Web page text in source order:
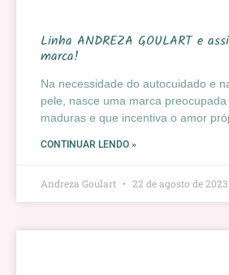
Linha ANDREZA GOULART e
marca!
Na necessidade do autocuidado e
pele, nasce uma marca
maduras e que incentiva o amor
CONTINUAR LENDO »
Andreza Goulart 22 de agosto de 2023